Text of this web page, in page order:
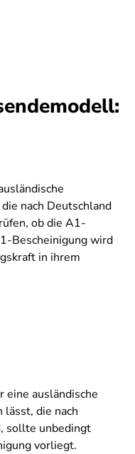
nach Deutschland
ob die A1-
Bescheinigung wird
in ihrem
eine ausländische
die nach
sollte unbedingt
vorliegt.